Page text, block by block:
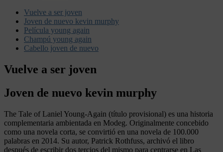
Vuelve a ser joven
Joven de nuevo kevin murphy
Película young again
Champú young again
Cabello joven de nuevo
Vuelve a ser joven
Joven de nuevo kevin murphy
The Tale of Laniel Young-Again (título provisional) es una historia
complementaria ambientada en Modeg. Originalmente concebido
como una novela corta, se convirtió en una novela de 100.000
palabras en 2014. Su autor, Patrick Rothfuss, archivó el libro
después de escribir dos tercios del mismo para centrarse en Las